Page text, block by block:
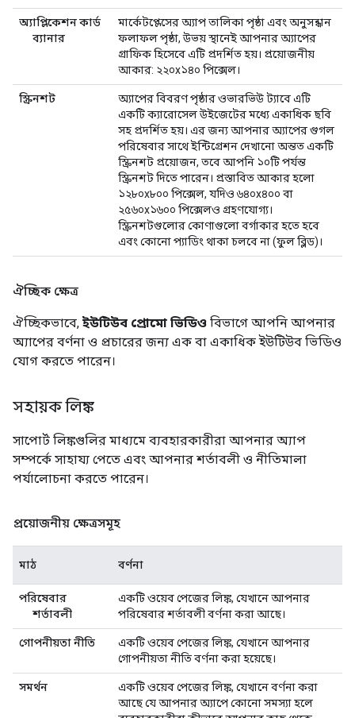
অ্যাপ্লিকেশন কার্ড
ব্যানার
মার্কেটপ্লেসের অ্যাপ তালিকা পৃষ্ঠা এবং অনুসন্ধান
ফলাফল পৃষ্ঠা, উভয় স্থানেই আপনার অ্যাপের
গ্রাফিক হিসেবে এটি প্রদর্শিত হয়। প্রয়োজনীয়
আকার: ২২০x১৪০ পিক্সেল।
স্ক্রিনশট
অ্যাপের বিবরণ পৃষ্ঠার ওভারভিউ ট্যাবে এটি
একটি ক্যারোসেল উইজেটের মধ্যে একাধিক ছবি
সহ প্রদর্শিত হয়। এর জন্য আপনার অ্যাপের গুগল
পরিষেবার সাথে ইন্টিগ্রেশন দেখানো অন্তত একটি
স্ক্রিনশট প্রয়োজন, তবে আপনি ১০টি পর্যন্ত
স্ক্রিনশট দিতে পারেন। প্রস্তাবিত আকার হলো
১২৮০x৮০০ পিক্সেল, যদিও ৬৪০x৪০০ বা
২৫৬০x১৬০০ পিক্সেলও গ্রহণযোগ্য।
স্ক্রিনশটগুলোর কোণাগুলো বর্গাকার হতে হবে
এবং কোনো প্যাডিং থাকা চলবে না (ফুল ব্লিড)।
ঐচ্ছিক ক্ষেত্র
ঐচ্ছিকভাবে, ইউটিউব প্রোমো ভিডিও বিভাগে আপনি আপনার
অ্যাপের বর্ণনা ও প্রচারের জন্য এক বা একাধিক ইউটিউব ভিডিও
যোগ করতে পারেন।
সহায়ক লিঙ্ক
সাপোর্ট লিঙ্কগুলির মাধ্যমে ব্যবহারকারীরা আপনার অ্যাপ
সম্পর্কে সাহায্য পেতে এবং আপনার শর্তাবলী ও নীতিমালা
পর্যালোচনা করতে পারেন।
প্রয়োজনীয় ক্ষেত্রসমূহ
মাঠ বর্ণনা
পরিষেবার
শর্তাবলী
একটি ওয়েব পেজের লিঙ্ক, যেখানে আপনার
পরিষেবার শর্তাবলী বর্ণনা করা আছে।
গোপনীয়তা নীতি
একটি ওয়েব পেজের লিঙ্ক, যেখানে আপনার
গোপনীয়তা নীতি বর্ণনা করা হয়েছে।
সমর্থন
একটি ওয়েব পেজের লিঙ্ক, যেখানে বর্ণনা করা
আছে যে আপনার অ্যাপে কোনো সমস্যা হলে